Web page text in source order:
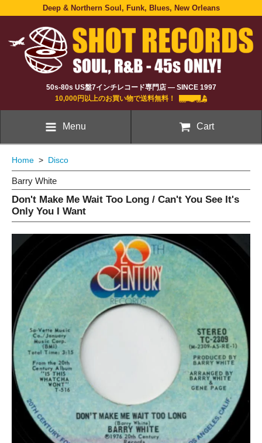
Deep & Northern Soul, Funk, Blues, New Orleans
50s-80s US盤7インチレコード専門店 — SINCE 1997
10,000円以上のお買い物で送料無料！
Menu Cart
Home > Disco
Barry White
Don't Make Me Wait Too Long / Can't You See It's
Only You I Want